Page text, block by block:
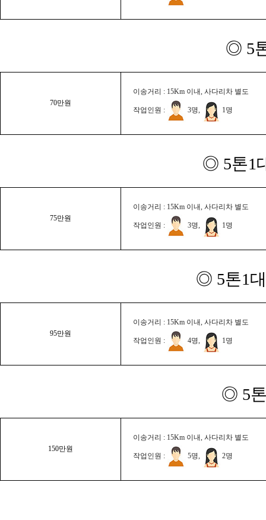
◎ 5
70만원
이송거리 : 15Km 이내, 사다리차 별도
작업인원 : 3명, 1명
◎ 5톤1
75만원
이송거리 : 15Km 이내, 사다리차 별도
작업인원 : 3명, 1명
◎ 5톤1
95만원
이송거리 : 15Km 이내, 사다리차 별도
작업인원 : 4명, 1명
◎ 5
150만원
이송거리 : 15Km 이내, 사다리차 별도
작업인원 : 5명, 2명